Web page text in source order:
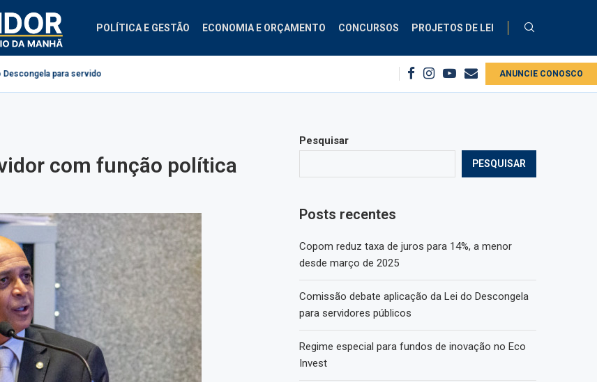
POLÍTICA E GESTÃO ECONOMIA E ORÇAMENTO CONCURSOS PROJETOS DE LEI
servidores públicos Copom reduz taxa de juros para 14%, a menor
ANUNCIE CONOSCO
com função política
Pesquisar
PESQUISAR
Posts recentes
Copom reduz taxa de juros para 14%, a menor
desde março de 2025
Comissão debate aplicação da Lei do Descongela
para servidores públicos
Regime especial para fundos de inovação no Eco
Invest